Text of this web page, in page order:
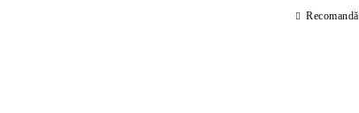
Recomandă